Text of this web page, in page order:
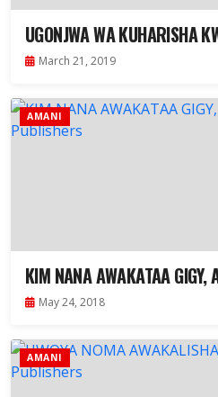
UGONJWA WA KUHARISHA
March 21, 2019
AMANI
KIM NANA AWAKATAA GIGY,
May 24, 2018
AMANI